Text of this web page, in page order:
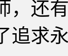
，还
追求